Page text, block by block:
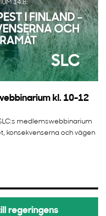
kl. 10-12
medlemswebbinarium
konsekvenserna och vägen
regeringens